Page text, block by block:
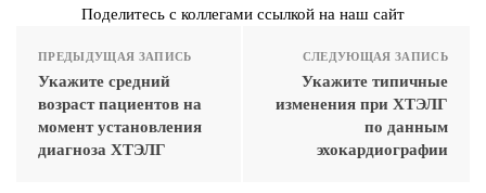
Поделитесь с коллегами ссылкой на наш сайт
ПРЕДЫДУЩАЯ ЗАПИСЬ
Укажите средний
возраст пациентов на
момент установления
диагноза ХТЭЛГ
СЛЕДУЮЩАЯ ЗАПИСЬ
Укажите типичные
изменения при ХТЭЛГ
по данным
эхокардиографии